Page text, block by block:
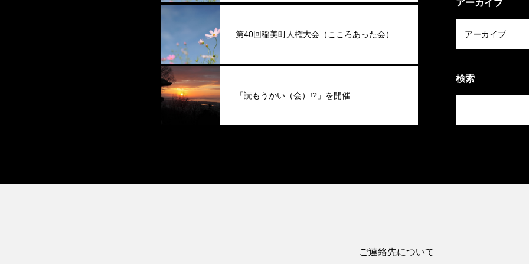
第40回稲美町人権大会（こころあった会）
「読もうかい（会）!?」を開催
アーカイブ
検索
ご連絡先について